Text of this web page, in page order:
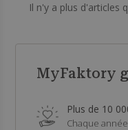
Il n'y a plus d'articles
MyFaktory
Plus de 10
Chaque année